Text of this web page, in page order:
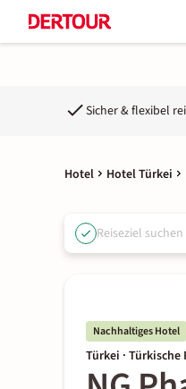
Sicher & flexibel
Hotel Hotel Türkei
Reiseziel suchen
Nachhaltiges Hotel
Türkei · Türkische